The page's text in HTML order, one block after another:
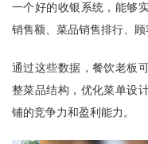
一个好的收银系统，能够
销售额、菜品销售排行、顾
通过这些数据，餐饮老板
整菜品结构，优化菜单设
铺的竞争力和盈利能力。